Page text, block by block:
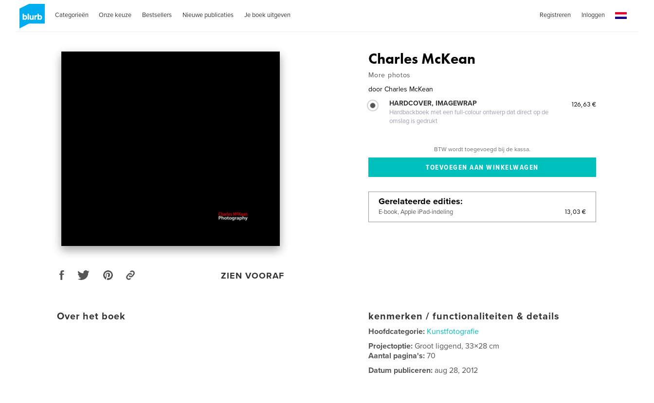
Categorieën Onze keuze Bestsellers Nieuwe publicaties Je boek uitgeven Registreren Inloggen
ZIEN VOORAF
Charles McKean
More photos
door Charles McKean
HARDCOVER, IMAGEWRAP
Hardbackboek met een full-colour ontwerp dat direct op de
omslag is gedrukt
126,63 €
BTW wordt toegevoegd bij de kassa.
Gerelateerde edities
E-book, Apple iPad-indeling 13,03 €
Over het boek kenmerken / functionaliteiten & details
Hoofdcategorie: Kunstfotografie
Projectoptie: Groot liggend, 33×28 cm
Aantal pagina's:70
Datum publiceren: aug 28, 2012